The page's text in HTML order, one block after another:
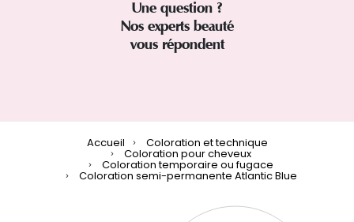
Une question ?
Nos experts beauté
vous répondent
Accueil Coloration et technique
Coloration pour cheveux
Coloration temporaire ou fugace
Coloration semi-permanente Atlantic Blue